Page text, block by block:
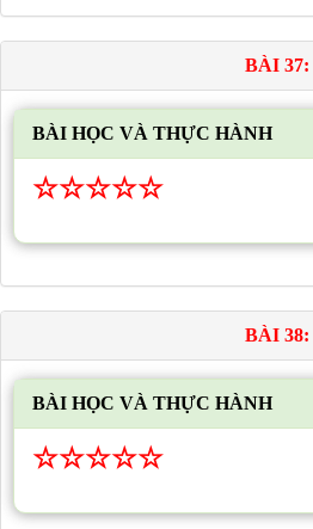
BÀI 37:
BÀI HỌC VÀ THỰC HÀNH
☆☆☆☆☆
BÀI 38:
BÀI HỌC VÀ THỰC HÀNH
☆☆☆☆☆